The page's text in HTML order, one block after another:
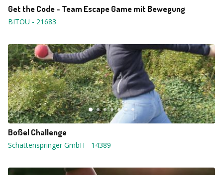
Get the Code - Team Escape Game mit Bewegung
BITOU - 21683
Boßel Challenge
Schattenspringer GmbH - 14389